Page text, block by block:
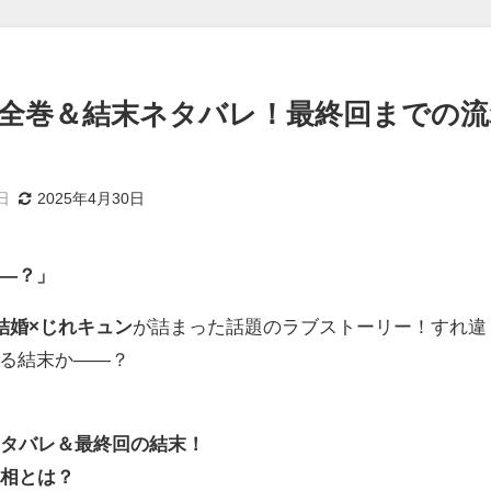
巻＆結末ネタバレ！最終回までの
2025年4月30日
？」
婚×じれキュンが詰まった話題のラブストーリー！すれ違
る結末か――？
バレ＆最終回の結末！
とは？